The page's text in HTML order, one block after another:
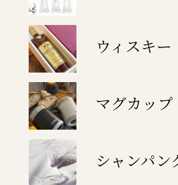
ウィスキー
マグカップ
シャンパン